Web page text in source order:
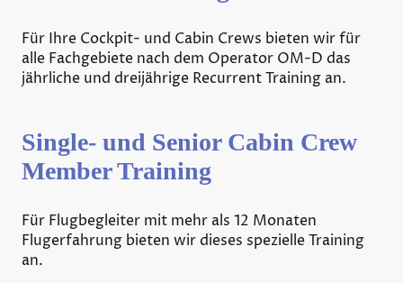
Für Ihre Cockpit- und Cabin Crews bieten wir für
alle Fachgebiete nach dem Operator OM-D das
jährliche und dreijährige Recurrent Training an.
Single- und Senior Cabin Crew
Member Training
Für Flugbegleiter mit mehr als 12 Monaten
Flugerfahrung bieten wir dieses spezielle Training
an.